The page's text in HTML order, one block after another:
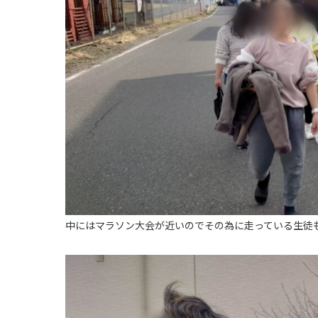
中にはマラソン大会が近いのでその為に走っている生徒